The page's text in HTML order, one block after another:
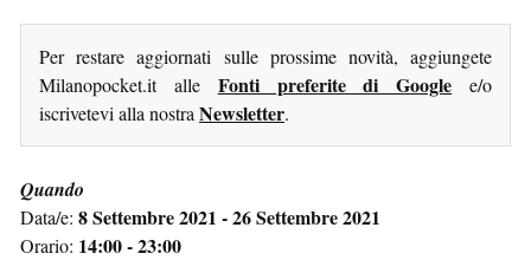
Per restare aggiornati sulle prossime novità, aggiungete
Milanopocket.it alle Fonti preferite di Google e/o
iscrivetevi alla nostra Newsletter.
Quando
Data/e: 8 Settembre 2021 - 26 Settembre 2021
Orario: 14:00 - 23:00